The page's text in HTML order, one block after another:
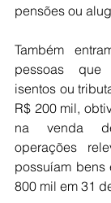
pensões ou
Também
pessoas que
isentos ou
R$ 200 mil,
na venda
operações
possuíam
800 mil em 31